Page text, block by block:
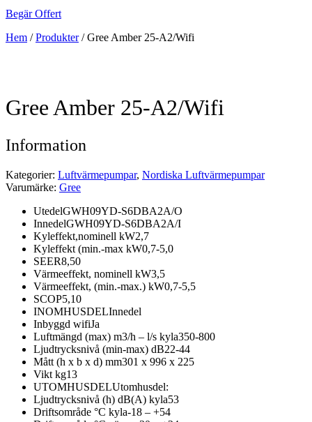
Begär Offert
Hem /Produkter/Gree Amber 25-A2/Wifi
Gree Amber 25-A2/Wifi
Information
Kategorier: Luftvärmepumpar, Nordiska Luftvärmepumpar
Varumärke: Gree
UtedelGWH09YD-S6DBA2A/O
InnedelGWH09YD-S6DBA2A/I
Kyleffekt,nominell kW2,7
Kyleffekt (min.-max kW0,7-5,0
SEER8,50
Värmeeffekt, nominell kW3,5
Värmeeffekt, (min.-max.) kW0,7-5,5
SCOP5,10
INOMHUSDELInnedel
Inbyggd wifiJa
Luftmängd (max) m3/h – l/s kyla350-800
Ljudtrycksnivå (min-max) dB22-44
Mått (h x b x d) mm301 x 996 x 225
Vikt kg13
UTOMHUSDELUtomhusdel:
Ljudtrycksnivå (h) dB(A) kyla53
Driftsområde °C kyla-18 – +54